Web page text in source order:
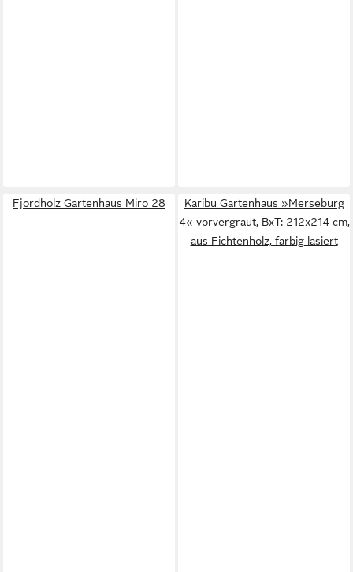
Fjordholz Gartenhaus Miro 28
Karibu Gartenhaus »Merseburg
4« vorvergraut, BxT: 212x214 cm,
aus Fichtenholz, farbig lasiert